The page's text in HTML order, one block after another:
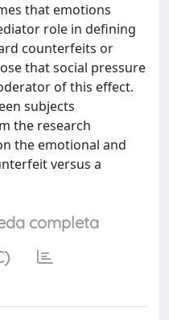
that emotions
role in defining
counterfeits or
that social pressure
of this effect.
subjects
the research
the emotional and
versus a
completa